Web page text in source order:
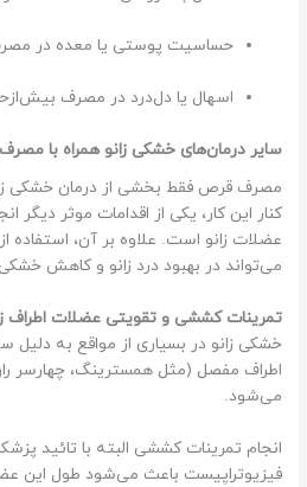
حساسیت پوستی یا معده در مصرف
اسهال یا دل‌درد در مصرف
سایر درمان‌های خشکی زانو همراه با
مصرف قرص فقط بخشی از درمان خشکی
کنار این کار، یکی از اقدامات موثر
عضلات زانو است. علاوه بر آن، استفاده
می‌تواند در بهبود درد زانو و کاهش
تمرینات کششی و تقویتی عضلات اطراف
خشکی زانو در بسیاری از مواقع به
اطراف مفصل (مثل همسترینگ، چهارسر
می‌شود.
انجام تمرینات کششی البته با تائید
فیزیوتراپیست باعث می‌شود طول این